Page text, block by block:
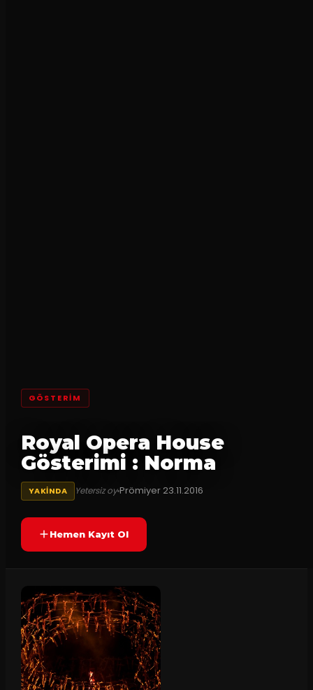
GÖSTERİM
Royal Opera House
Gösterimi : Norma
YAKINDA Yetersiz oyPrömiyer23.11.2016
Hemen Kayıt Ol